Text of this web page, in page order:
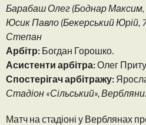
Барабаш Олег (Боднар Максим,
Юсик Павло (Бекерський Юрій,
Степан
Арбітр: Богдан Горошко.
Асистенти арбітра:Олег
Спостерігач арбітражу:
Стадіон «Сільський», Вербляни.
Матч на стадіоні у Верблянах